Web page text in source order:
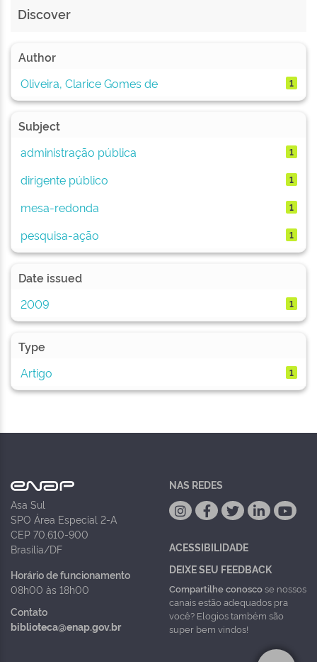
Discover
Author
Oliveira, Clarice Gomes de
1
Subject
administração pública
1
dirigente público 1
mesa-redonda 1
pesquisa-ação 1
Date issued
2009
1
Type
Artigo
1
Asa Sul
SPO Área Especial 2-A
CEP 70.610-900
Brasília/DF
Horário de funcionamento
08h00 às 18h00
Contato
biblioteca@enap.gov.br
NAS REDES
ACESSIBILIDADE
DEIXE SEU FEEDBACK
Compartilhe conoscose nossos
canais estão adequados pra
você? Elogios também são
super bem vindos!